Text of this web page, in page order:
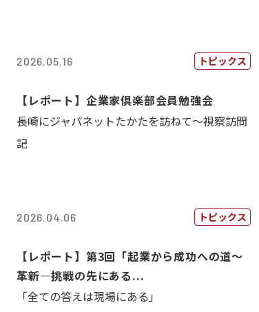
2026.05.16 トピックス
【レポート】企業家倶楽部会員勉強会
長崎にジャパネットたかたを訪ねて～視察訪問
記
2026.04.06 トピックス
【レポート】第3回「起業から成功への道～
革新―挑戦の先にある...
「全ての答えは現場にある」